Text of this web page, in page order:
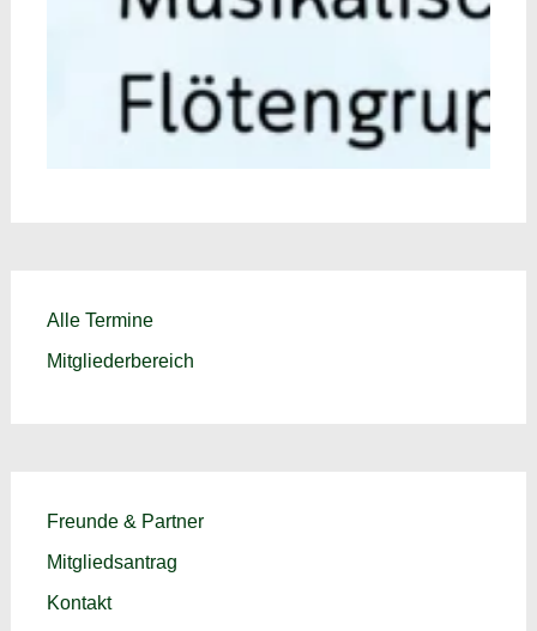
Alle Termine
Mitgliederbereich
Freunde & Partner
Mitgliedsantrag
Kontakt